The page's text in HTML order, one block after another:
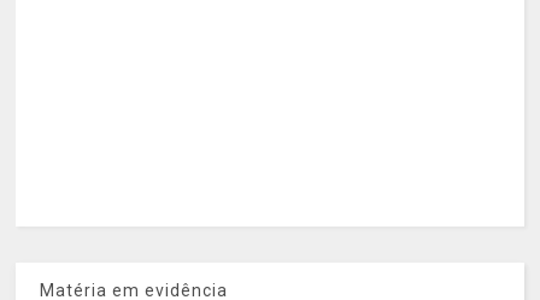
Matéria em evidência